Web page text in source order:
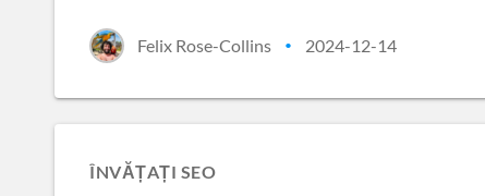
Felix Rose-Collins • 2024-12-14
ÎNVĂȚAȚI SEO